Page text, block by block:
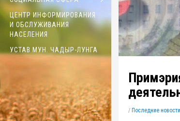
ЦЕНТР ИНФОРМИРОВАНИЯ
И ОБСЛУЖИВАНИЯ
НАСЕЛЕНИЯ
УСТАВ МУН. ЧАДЫР-ЛУНГА
/ Последние